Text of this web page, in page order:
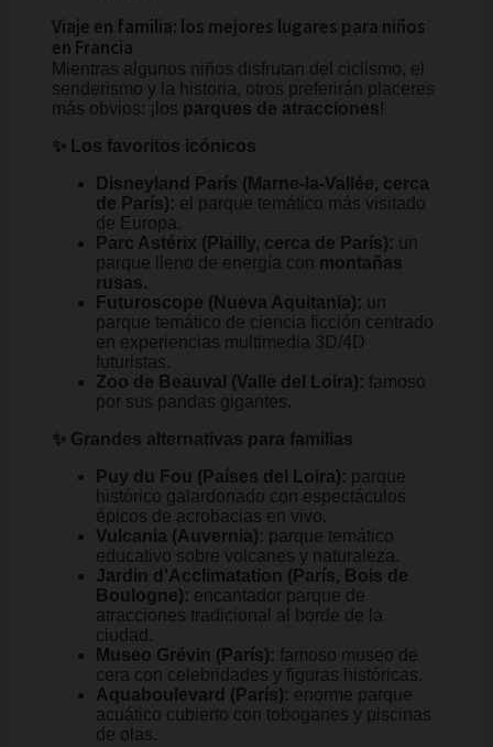
Viaje en familia: los mejores lugares para niños
en Francia
Mientras algunos niños disfrutan del ciclismo, el
senderismo y la historia, otros preferirán placeres
más obvios: ¡los parques de atracciones!
✨ Los favoritos icónicos
Disneyland París (Marne-la-Vallée, cerca
de París): el parque temático más visitado
de Europa.
Parc Astérix (Plailly, cerca de París): un
parque lleno de energía con montañas
rusas.
Futuroscope (Nueva Aquitania): un
parque temático de ciencia ficción centrado
en experiencias multimedia 3D/4D
futuristas.
Zoo de Beauval (Valle del Loira): famoso
por sus pandas gigantes.
✨ Grandes alternativas para familias
Puy du Fou (Países del Loira): parque
histórico galardonado con espectáculos
épicos de acrobacias en vivo.
Vulcania (Auvernia): parque temático
educativo sobre volcanes y naturaleza.
Jardin d'Acclimatation (París, Bois de
Boulogne): encantador parque de
atracciones tradicional al borde de la
ciudad.
Museo Grévin (París): famoso museo de
cera con celebridades y figuras históricas.
Aquaboulevard (París): enorme parque
acuático cubierto con toboganes y piscinas
de olas.